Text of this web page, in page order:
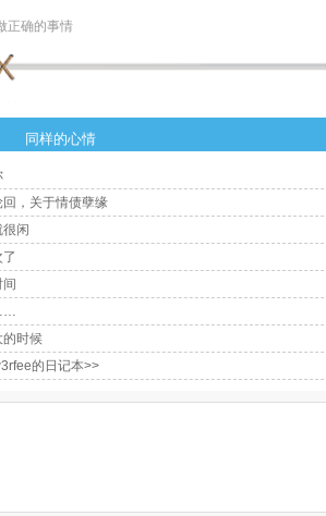
正确的事情
同样的心情
回，关于情债孽缘
闲
的时候
的日记本>>